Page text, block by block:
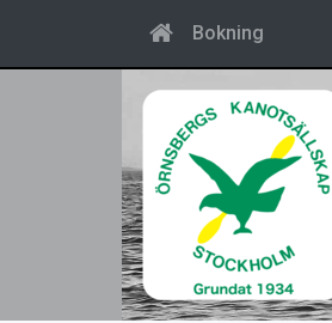
Bokning